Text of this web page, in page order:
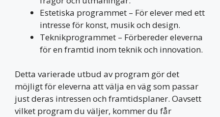
Estetiska programmet – För elever med ett
intresse för konst, musik och design.
Teknikprogrammet – Förbereder eleverna
för en framtid inom teknik och innovation.
Detta varierade utbud av program gör det
möjligt för eleverna att välja en väg som passar
just deras intressen och framtidsplaner. Oavsett
vilket program du väljer, kommer du får